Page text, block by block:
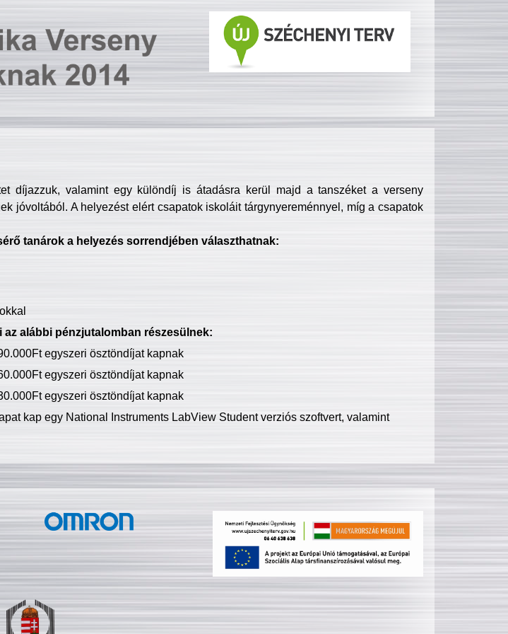
díjazzuk, valamint egy különdíj is átadásra kerül majd a tanszéket a verseny
jóvoltából. A helyezést elért csapatok iskoláit tárgynyereménnyel, míg a csapatok
tanárok a helyezés sorrendjében választhatnak:
alábbi pénzjutalomban részesülnek:
egyszeri ösztöndíjat kapnak
egyszeri ösztöndíjat kapnak
egyszeri ösztöndíjat kapnak
kap egy National Instruments LabView Student verziós szoftvert, valamint